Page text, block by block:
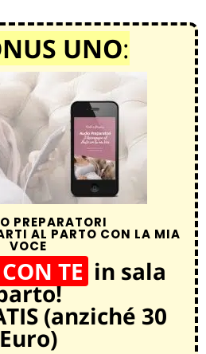
UNO:
PREPARATORI
AL PARTO CON LA MIA
VOCE
TE in sala
(anziché 30
Euro)